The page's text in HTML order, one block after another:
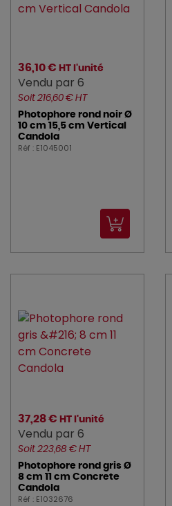
36,10 € HT l'unité
Vendu par 6
Soit 216,60 € HT
Photophore rond noir Ø
10 cm 15,5 cm Vertical
Candola
Réf : E1045001
37,28 € HT l'unité
Vendu par 6
Soit 223,68 € HT
Photophore rond gris Ø
8 cm 11 cm Concrete
Candola
Réf : E1032676